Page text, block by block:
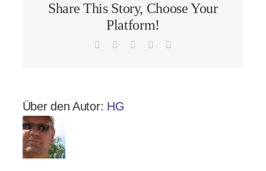
Share This Story, Choose Your
Platform!
Facebook LinkedInPinterest
Über den Autor: HG